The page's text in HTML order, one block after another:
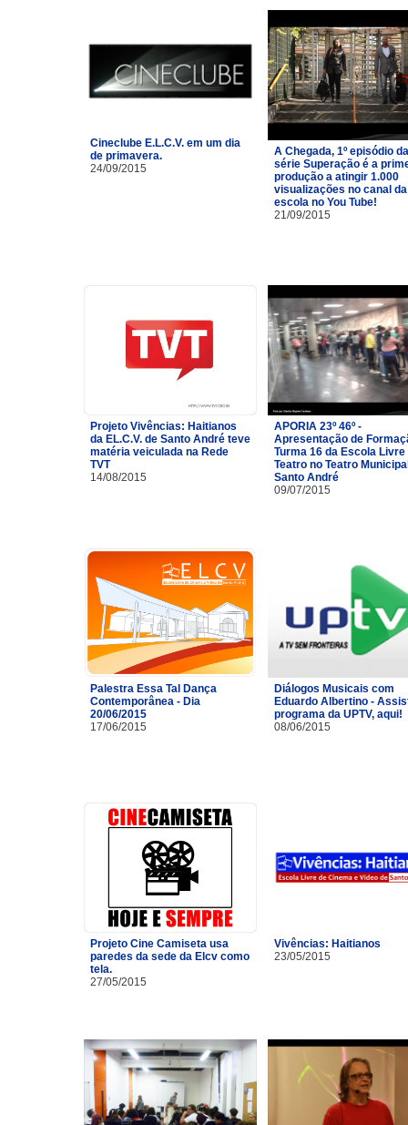
Cineclube E.L.C.V. em um dia
de primavera.
24/09/2015
A Chegada, 1º episódio
série Superação é a
produção a atingir 1.000
visualizações no canal da
escola no You Tube!
21/09/2015
Projeto Vivências: Haitianos
da EL.C.V. de Santo André teve
matéria veiculada na Rede
TVT
14/08/2015
APORIA 23º 46º -
Apresentação de
Turma 16 da Escola Livre
Teatro no Teatro
Santo André
09/07/2015
Palestra Essa Tal Dança
Contemporânea - Dia
20/06/2015
17/06/2015
Diálogos Musicais com
Eduardo Albertino -
programa da UPTV, aqui!
08/06/2015
Projeto Cine Camiseta usa
paredes da sede da Elcv como
tela.
27/05/2015
Vivências: Haitianos
23/05/2015